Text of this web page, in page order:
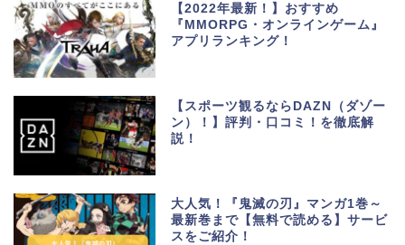
【2022年最新！】おすすめ
『MMORPG・オンラインゲーム』
アプリランキング！
【スポーツ観るならDAZN（ダゾー
ン）！】評判・口コミ！を徹底解
説！
大人気！『鬼滅の刃』マンガ1巻～
最新巻まで【無料で読める】サービ
スをご紹介！
生活便利アプリ・ゲーム
アプリ
ポイントサイト・お小遣
美容・健康・マッチング